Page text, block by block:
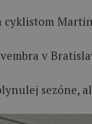
v
sezóne,